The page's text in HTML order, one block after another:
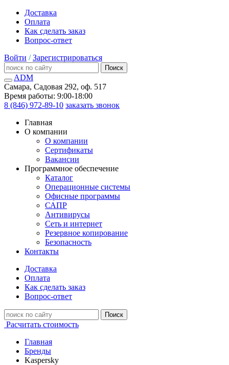
Доставка
Оплата
Как сделать заказ
Вопрос-ответ
Войти / Зарегистрироваться
Поиск
ADM
Самара, Садовая 292, оф. 517
Время работы: 9:00-18:00
8 (846) 972-89-10 заказать звонок
Главная
О компании
О компании
Сертификаты
Вакансии
Программное обеспечение
Каталог
Операционные системы
Офисные программы
САПР
Антивирусы
Сеть и интернет
Резервное копирование
Безопасность
Контакты
Доставка
Оплата
Как сделать заказ
Вопрос-ответ
Поиск
Расчитать стоимость
Главная
Бренды
Kaspersky